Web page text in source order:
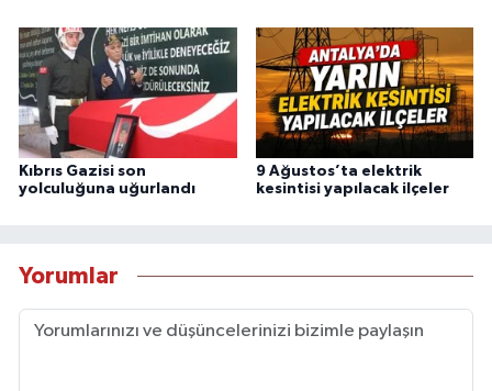
Kıbrıs Gazisi son
yolculuğuna uğurlandı
9 Ağustos’ta elektrik
kesintisi yapılacak ilçeler
Yorumlar